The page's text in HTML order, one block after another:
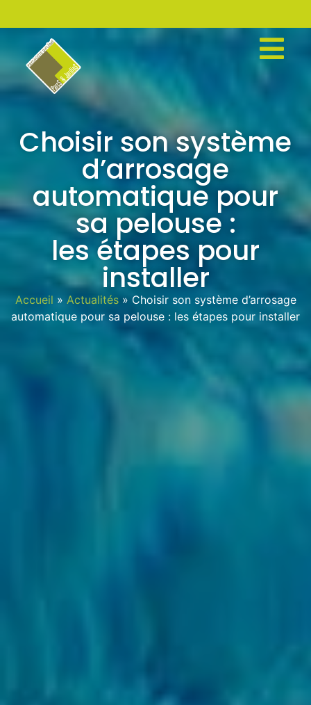
Choisir son système
d’arrosage
automatique pour
sa pelouse :
les étapes pour
installer
Accueil » Actualités » Choisir son système d’arrosage
automatique pour sa pelouse : les étapes pour installer